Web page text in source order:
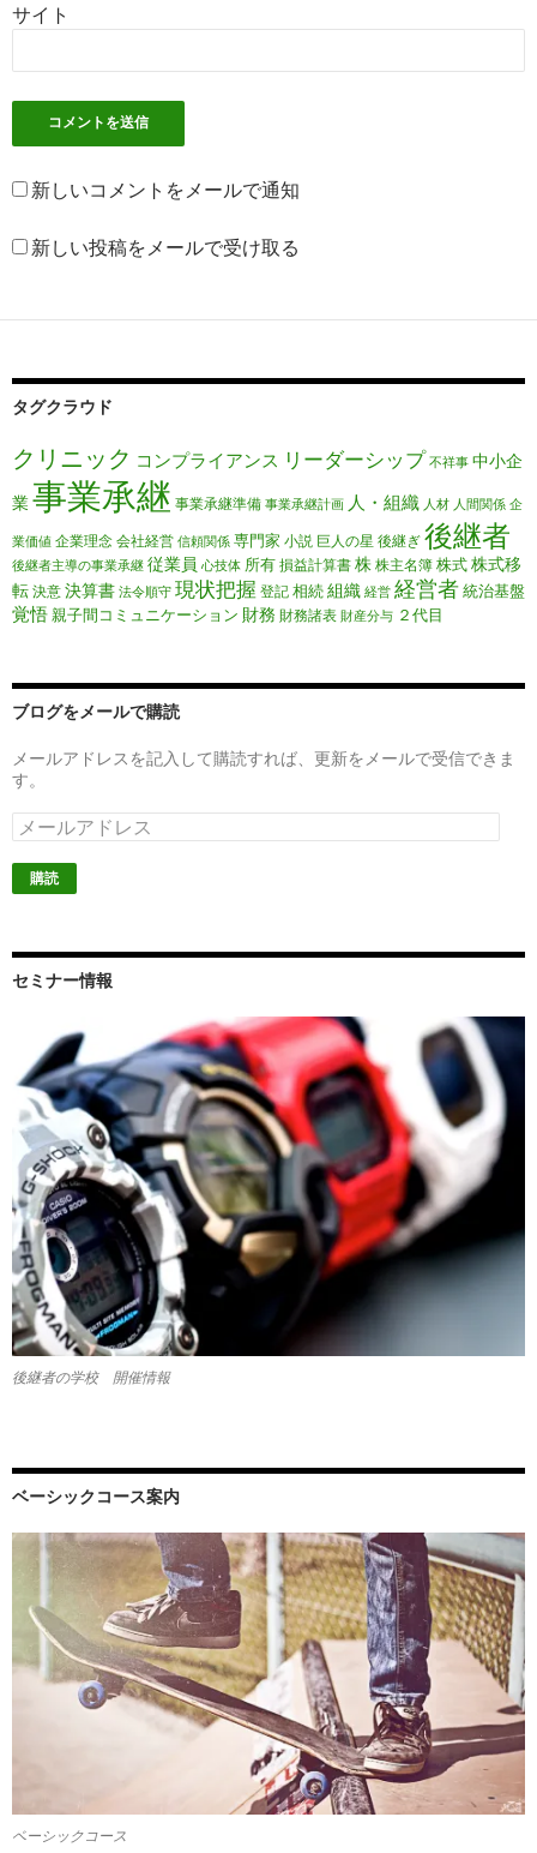
サイト
新しいコメントをメールで通知
新しい投稿をメールで受け取る
タグクラウド
クリニック コンプライアンス リーダーシップ 不祥事 中小企
業事業承継 事業承継準備 事業承継計画 人・組織 人材 人間関係 企
業価値 企業理念 会社経営 信頼関係 専門家 小説 巨人の星 後継ぎ 後継者
後継者主導の事業承継 従業員 心技体 所有 損益計算書 株 株主名簿 株式株式移
転 決意 決算書 法令順守 現状把握 登記 相続組織 経営 経営者統治基盤
覚悟親子間コミュニケーション 財務 財務諸表 財産分与 ２代目
ブログをメールで購読
メールアドレスを記入して購読すれば、更新をメールで受信できま
す。
メ
ー
ル
ア
ス
セミナー情報
後継者の学校 開催情報
ベーシックコース案内
ベーシックコース